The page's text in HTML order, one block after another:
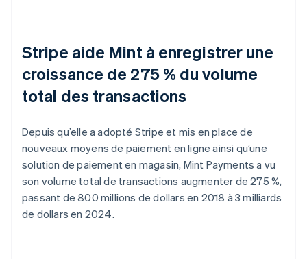
Stripe aide Mint à enregistrer une
croissance de 275 % du volume
total des transactions
Depuis qu’elle a adopté Stripe et mis en place de
nouveaux moyens de paiement en ligne ainsi qu’une
solution de paiement en magasin, Mint Payments a vu
son volume total de transactions augmenter de 275 %,
passant de 800 millions de dollars en 2018 à 3 milliards
de dollars en 2024.